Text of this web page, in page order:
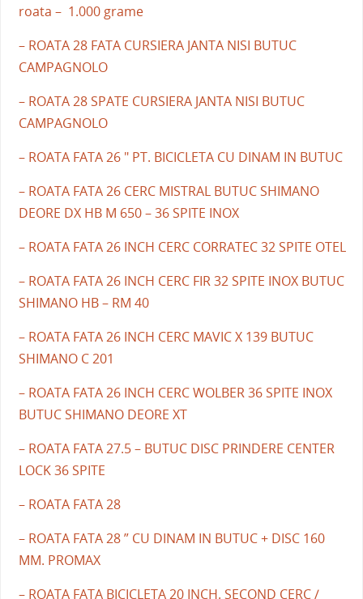
roata – 1.000 grame
– ROATA 28 FATA CURSIERA JANTA NISI BUTUC
CAMPAGNOLO
– ROATA 28 SPATE CURSIERA JANTA NISI BUTUC
CAMPAGNOLO
– ROATA FATA 26 " PT. BICICLETA CU DINAM IN BUTUC
– ROATA FATA 26 CERC MISTRAL BUTUC SHIMANO
DEORE DX HB M 650 – 36 SPITE INOX
– ROATA FATA 26 INCH CERC CORRATEC 32 SPITE OTEL
– ROATA FATA 26 INCH CERC FIR 32 SPITE INOX BUTUC
SHIMANO HB – RM 40
– ROATA FATA 26 INCH CERC MAVIC X 139 BUTUC
SHIMANO C 201
– ROATA FATA 26 INCH CERC WOLBER 36 SPITE INOX
BUTUC SHIMANO DEORE XT
– ROATA FATA 27.5 – BUTUC DISC PRINDERE CENTER
LOCK 36 SPITE
– ROATA FATA 28
– ROATA FATA 28 ” CU DINAM IN BUTUC + DISC 160
MM. PROMAX
– ROATA FATA BICICLETA 20 INCH. SECOND CERC /